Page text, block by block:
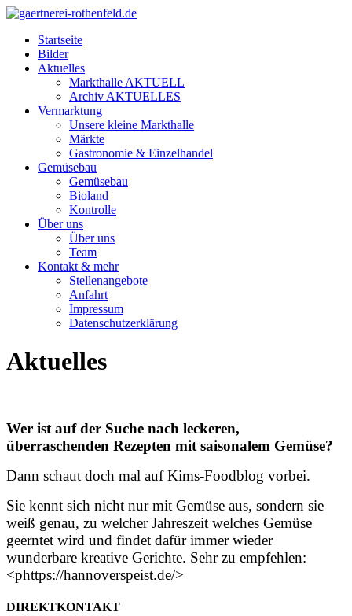
Startseite
Bilder
Aktuelles
Markthalle AKTUELL
Archiv AKTUELLES
Vermarktung
Unsere kleine Markthalle
Märkte
Gastronomie & Einzelhandel
Gemüsebau
Gemüsebau
Bioland
Kontrolle
Über uns
Über uns
Team
Kontakt & mehr
Stellenangebote
Anfahrt
Impressum
Datenschutzerklärung
Aktuelles
Wer ist auf der Suche nach leckeren,
überraschenden Rezepten mit saisonalem Gemüse?
Dann schaut doch mal auf Kims-Foodblog vorbei.
Sie kennt sich nicht nur mit Gemüse aus, sondern sie
weiß genau, zu welcher Jahreszeit welches Gemüse
geerntet wird und findet dafür immer wieder
wunderbare kreative Gerichte. Sehr zu empfehlen:
<phttps://hannoverspeist.de/>
DIREKTKONTAKT